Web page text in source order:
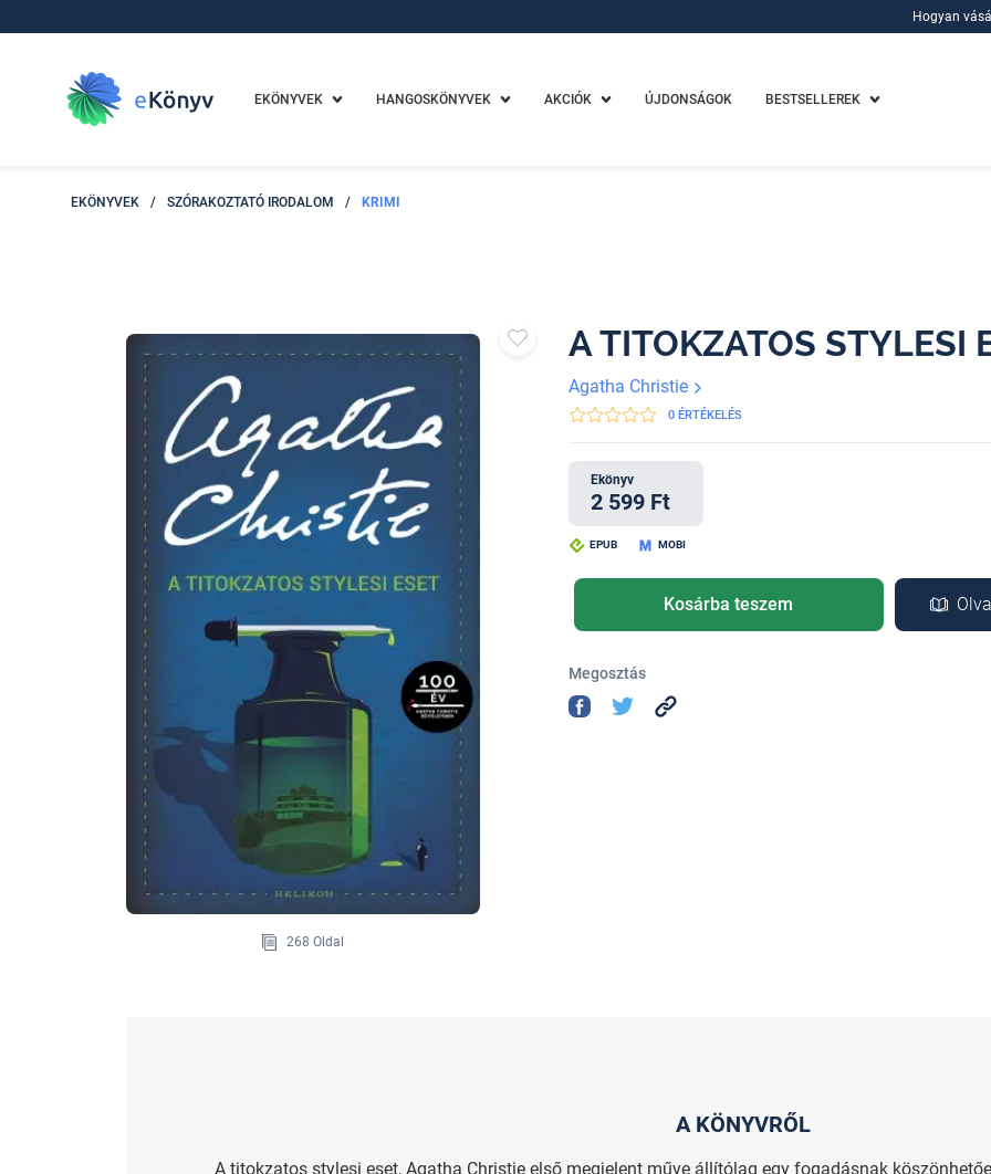
Hogyan
EKÖNYVEK HANGOSKÖNYVEK AKCIÓK ÚJDONSÁGOK BESTSELLEREK
EKÖNYVEK / SZÓRAKOZTATÓ IRODALOM / KRIMI
268 Oldal
A TITOKZATOS STYLESI
Agatha Christie
0 ÉRTÉKELÉS
Ekönyv
2 599 Ft
EPUB MOBI
Kosárba teszem
Megosztás
A KÖNYVRŐL
A titokzatos stylesi eset, Agatha Christie első megjelent műve állítólag egy fogadásnak